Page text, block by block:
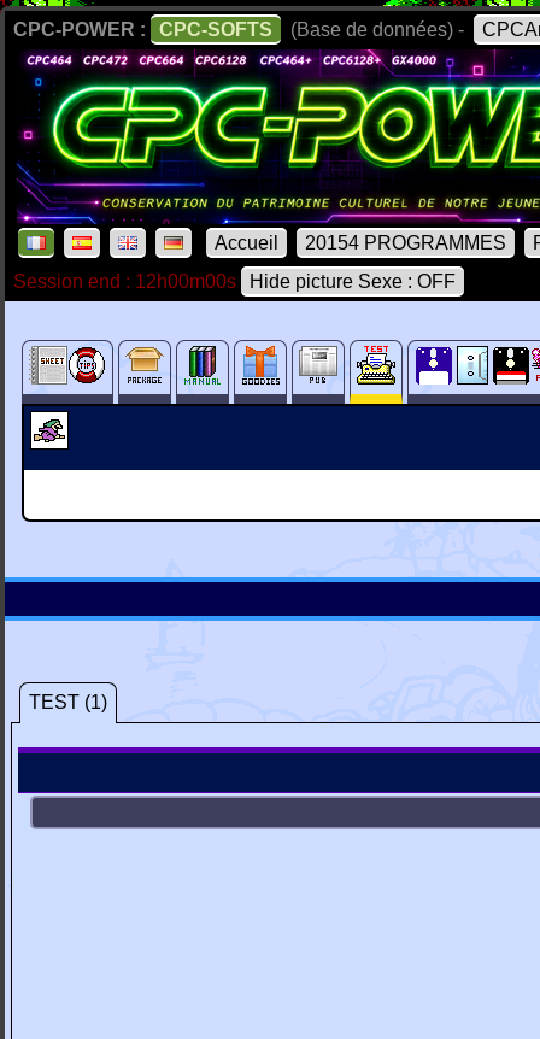
CPC-POWER : CPC-SOFTS (Base de données) -
Accueil 20154 PROGRAMMES
Session end : 12h00m00s
Hide picture Sexe : OFF
TEST (1)